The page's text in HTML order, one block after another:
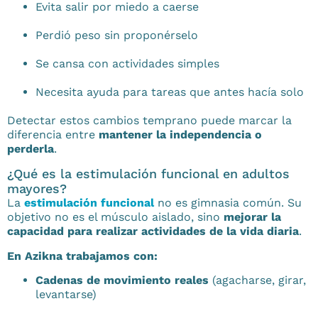
Evita salir por miedo a caerse
Perdió peso sin proponérselo
Se cansa con actividades simples
Necesita ayuda para tareas que antes hacía solo
Detectar estos cambios temprano puede marcar la
diferencia entre mantener la independencia o
perderla.
¿Qué es la estimulación funcional en adultos
mayores?
La estimulación funcionalno es gimnasia común. Su
objetivo no es el músculo aislado, sino mejorar la
capacidad para realizar actividades de la vida diaria.
En Azikna trabajamos con:
Cadenas de movimiento reales (agacharse, girar,
levantarse)